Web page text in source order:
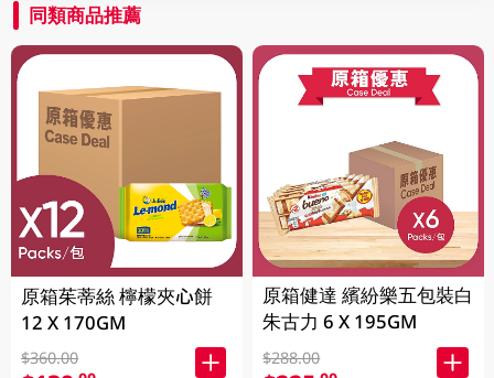
同類商品推薦
原箱茱蒂絲 檸檬夾心餅
12 X 170GM
$360.00
原箱健達 繽紛樂五包裝白
朱古力 6 X 195GM
$288.00